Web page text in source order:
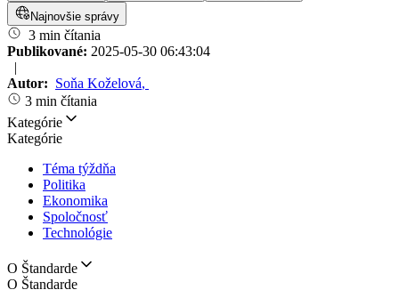
Najnovšie správy
3 min čítania
Publikované: 2025-05-30 06:43:04
|
Autor: Soňa Koželová,
3 min čítania
Kategórie
Kategórie
Téma týždňa
Politika
Ekonomika
Spoločnosť
Technológie
O Štandarde
O Štandarde